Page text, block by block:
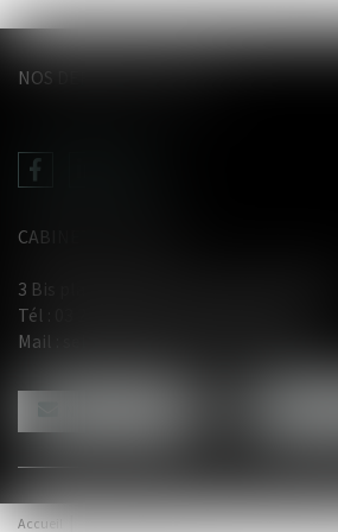
NOS DERNIERS TWEETS
CABINET LE GENTIL
3 Bis place du Wetz d'amain - 62000 Arras
Tél :
Mail :
Accueil